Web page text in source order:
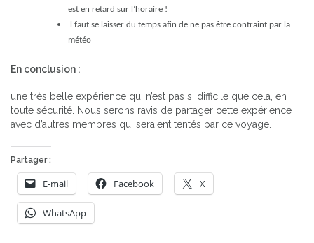
est en retard sur l’horaire !
l faut se laisser du temps afin de ne pas être contraint par la
météo
En conclusion :
une très belle expérience qui n’est pas si difficile que cela, en
toute sécurité. Nous serons ravis de partager cette expérience
avec d’autres membres qui seraient tentés par ce voyage.
Partager :
E-mail Facebook X
WhatsApp